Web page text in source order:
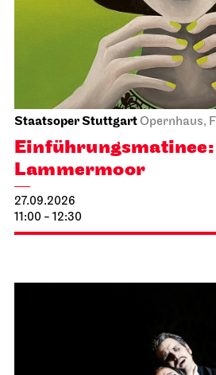
Staatsoper StuttgartOpernhaus,
Lammermoor
27.09.2026
11:00 - 12:30